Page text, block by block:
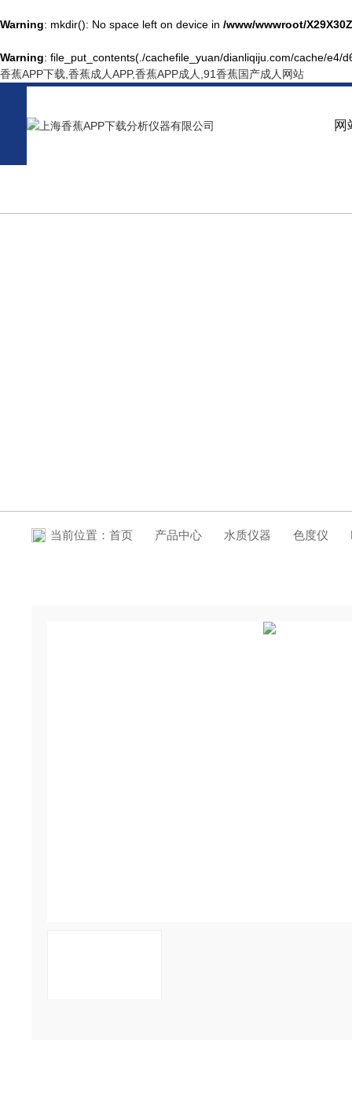
Warning: mkdir(): No space left on device in /www/wwwroot/
Warning: file_put_contents(./cachefile_yuan/dianliqiju.com/cache/
香蕉APP下载,香蕉成人APP,香蕉APP成人,91香蕉国产成人网站
网
当前位置：首页 产品中心 水质仪器 色度仪